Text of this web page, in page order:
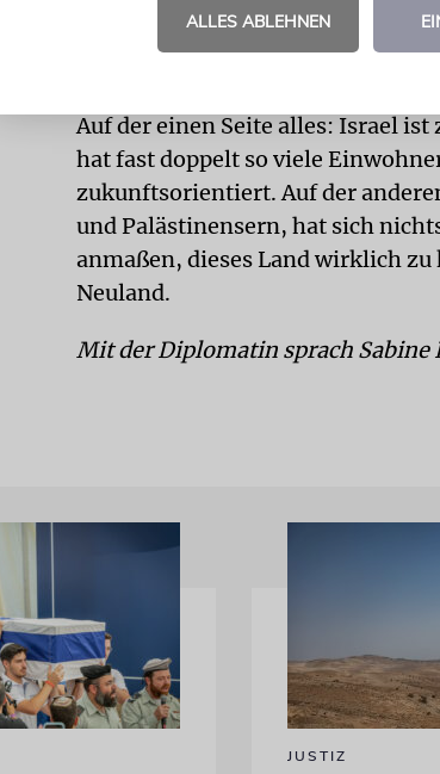
Sie waren bereits in den 90er-
Auf der einen Seite alles: Israel
hat fast doppelt so viele
zukunftsorientiert. Auf der
und Palästinensern, hat sich
anmaßen, dieses Land wirklich
Neuland.
Mit der Diplomatin sprach Sabine
JUSTIZ
ALLES ABLEHNEN